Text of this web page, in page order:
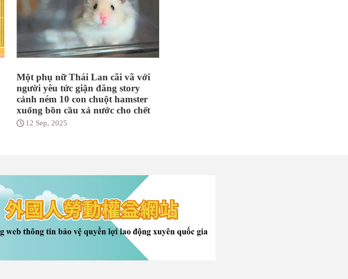
Một phụ nữ Thái Lan cãi vã với
người yêu tức giận đăng story
cảnh ném 10 con chuột hamster
xuống bồn cầu xả nước cho chết
12 Sep, 2025